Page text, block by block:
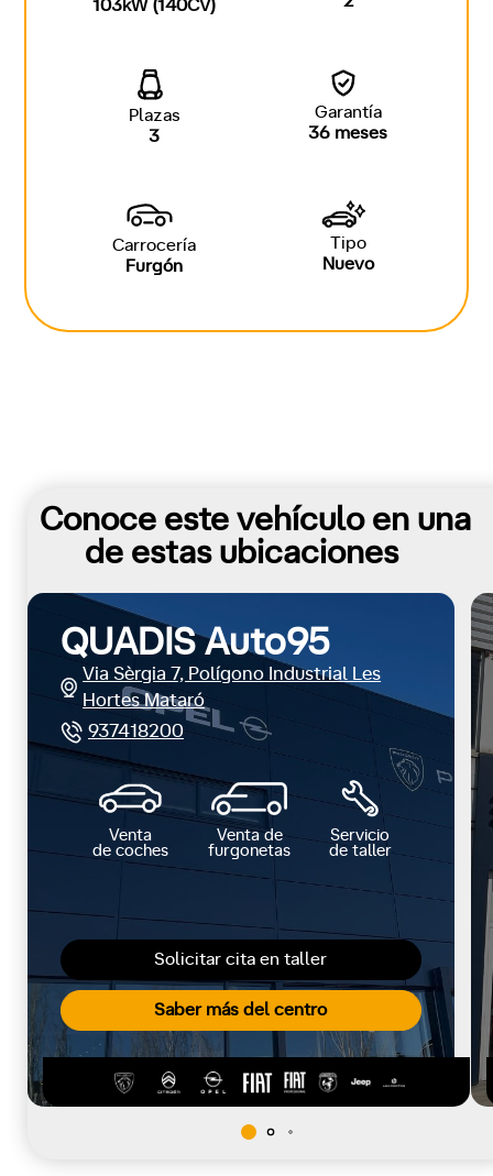
103kW (140CV)
Plazas
3
Garantía
36 meses
Carrocería
Furgón
Tipo
Nuevo
Conoce este vehículo en una
de estas ubicaciones
Solicitar cita en taller
Saber más del centro
QUADIS Auto95
Via Sèrgia 7, Polígono Industrial Les
Hortes Mataró
937418200
Venta
de coches
Venta de
furgonetas
Servicio
de taller